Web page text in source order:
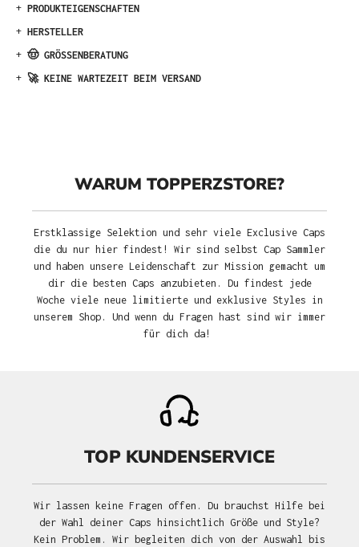
+ PRODUKTEIGENSCHAFTEN
+ HERSTELLER
+ 🤠 GRÖSSENBERATUNG
+ 🚀 KEINE WARTEZEIT BEIM VERSAND
WARUM TOPPERZSTORE?
Erstklassige Selektion und sehr viele Exclusive Caps
die du nur hier findest! Wir sind selbst Cap Sammler
und haben unsere Leidenschaft zur Mission gemacht um
dir die besten Caps anzubieten. Du findest jede
Woche viele neue limitierte und exklusive Styles in
unserem Shop. Und wenn du Fragen hast sind wir immer
für dich da!
TOP KUNDENSERVICE
Wir lassen keine Fragen offen. Du brauchst Hilfe bei
der Wahl deiner Caps hinsichtlich Größe und Style?
Kein Problem. Wir begleiten dich von der Auswahl bis